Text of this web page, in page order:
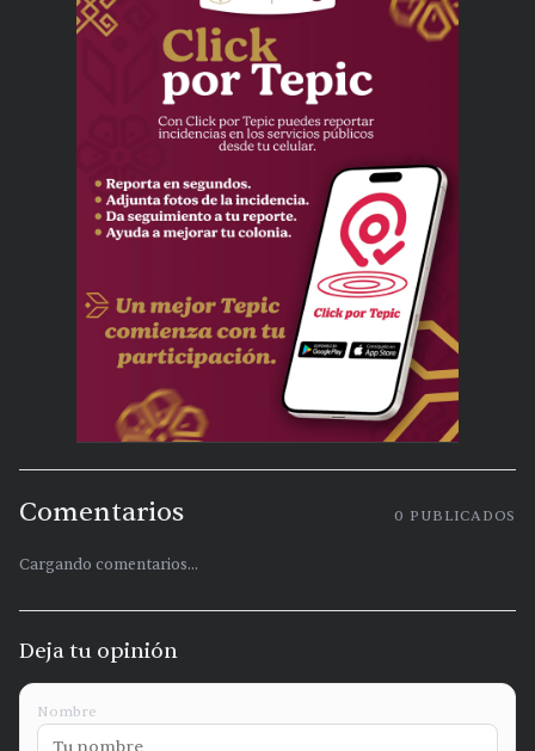
Comentarios 0 PUBLICADOS
Cargando comentarios...
Deja tu opinión
Nombre